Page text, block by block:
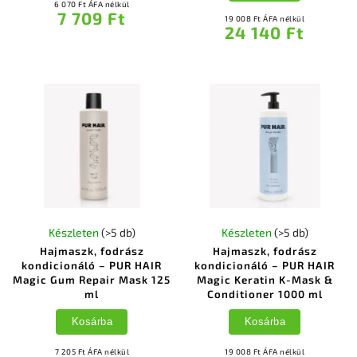
6 070 Ft ÁFA nélkül
7 709 Ft 19 008 Ft ÁFA nélkül
24 140 Ft
Hajmaszk, fodrász
kondicionáló – PUR HAIR
Magic Gum Repair Mask 125
ml
Készleten (>5 db)
7 205 Ft ÁFA nélkül
Kosárba
Hajmaszk, fodrász
kondicionáló – PUR HAIR
Magic Keratin K-Mask &
Conditioner 1000 ml
Készleten (>5 db)
19 008 Ft ÁFA nélkül
Kosárba